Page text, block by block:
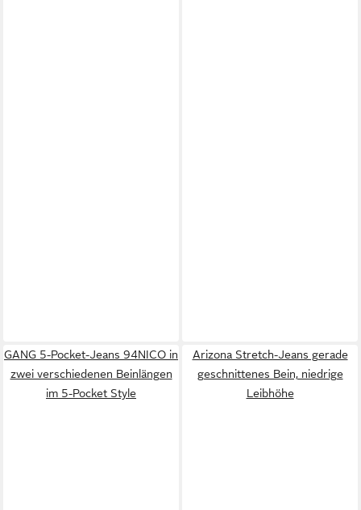
GANG 5-Pocket-Jeans 94NICO in
zwei verschiedenen Beinlängen
im 5-Pocket Style
Arizona Stretch-Jeans gerade
geschnittenes Bein, niedrige
Leibhöhe